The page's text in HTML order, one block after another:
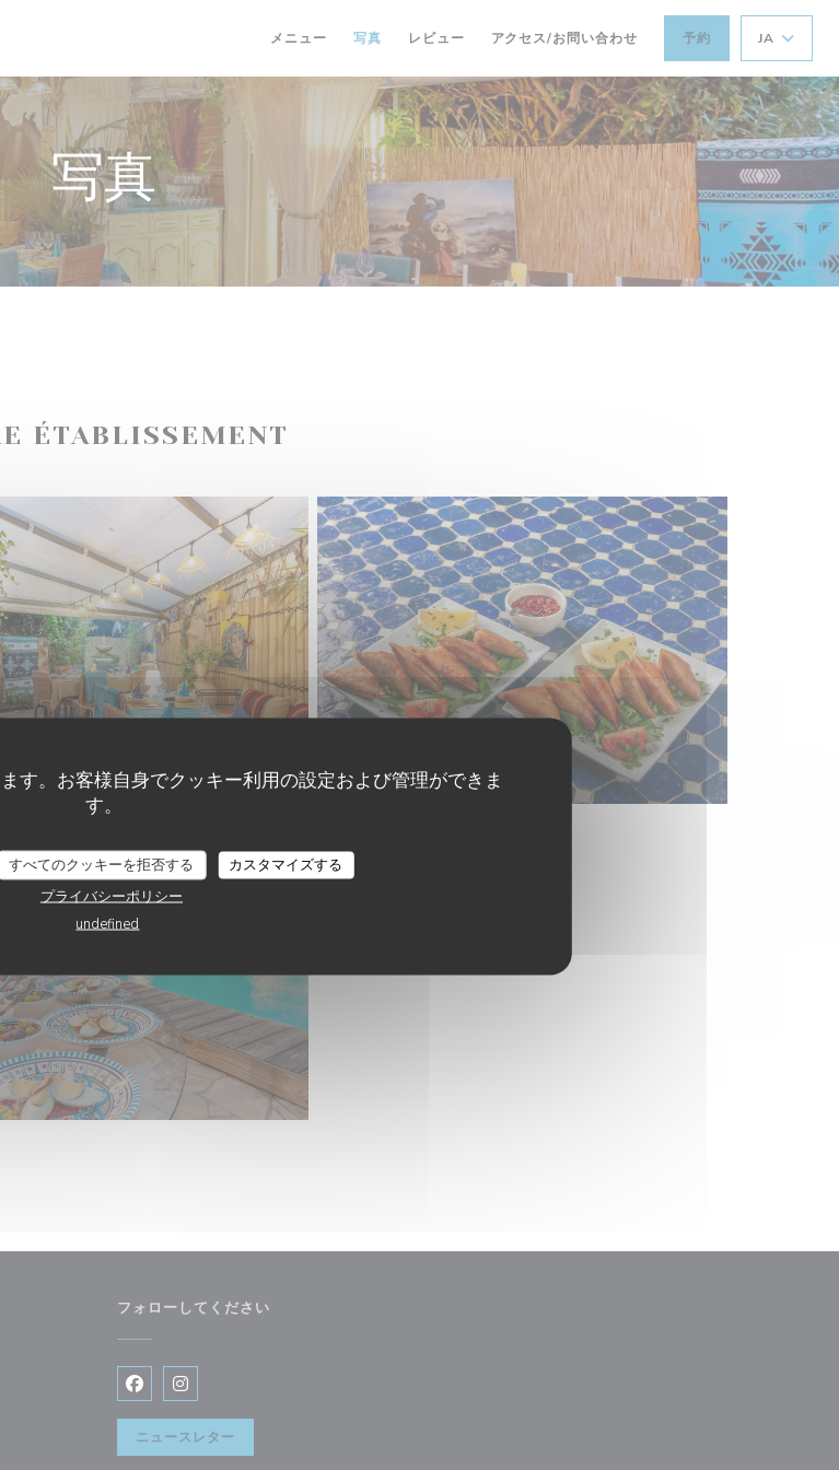
す。お客様自身でクッキー利用の設定および管理ができま
す。
すべてのクッキーを拒否する
カスタマイズする
プライバシーポリシー
undefined
メニュー 写真 レビュー アクセス/お問い合わせ 予約 JA
写真
ÉTABLISSEMENT
フォローしてください
Facebook ((新しいウィンドウで開きます))
Instagram ((新しいウィンドウで開きます))
ニュースレター
DE SIDI BOU SAÏD